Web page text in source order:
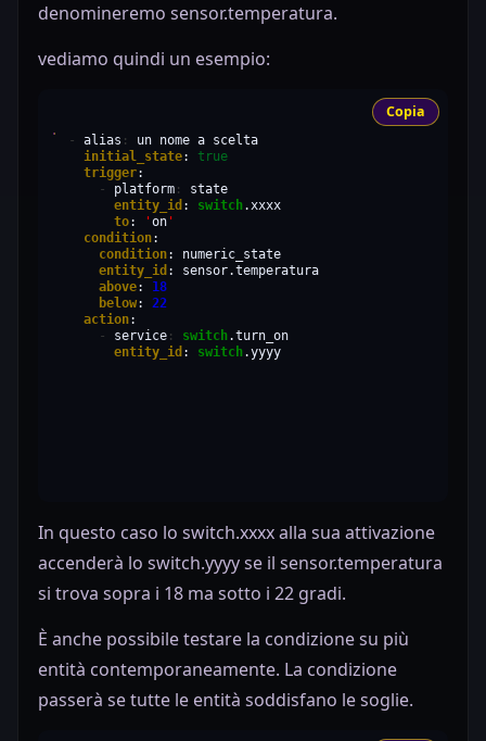
denomineremo sensor.temperatura.
vediamo quindi un esempio:
Copia
- alias : un nome a
initial_state:
true
trigger
-
platform :
entity_id : switch
to: 'on '
condition
condition:
entity_id :
above:
18
below:
22
action
-
service : switch
entity_id : switch.yyyy
In questo caso lo switch.xxxx alla sua attivazione
accenderà lo switch.yyyy se il sensor.temperatura
si trova sopra i 18 ma sotto i 22 gradi.
È anche possibile testare la condizione su più
entità contemporaneamente. La condizione
passerà se tutte le entità soddisfano le soglie.